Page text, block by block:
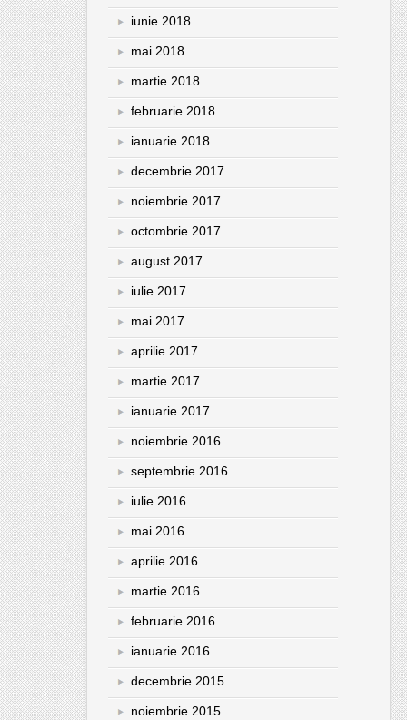
iunie 2018
mai 2018
martie 2018
februarie 2018
ianuarie 2018
decembrie 2017
noiembrie 2017
octombrie 2017
august 2017
iulie 2017
mai 2017
aprilie 2017
martie 2017
ianuarie 2017
noiembrie 2016
septembrie 2016
iulie 2016
mai 2016
aprilie 2016
martie 2016
februarie 2016
ianuarie 2016
decembrie 2015
noiembrie 2015